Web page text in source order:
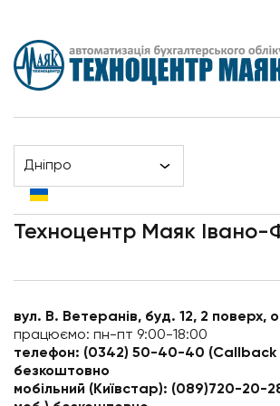
Дніпро
Головна Контакти Техноцентр Маяк Івано-
Техноцентр Маяк Івано-
вул. В. Ветеранів, буд. 12, 2 поверх,
працюємо: пн-пт 9:00-18:00
телефон: (0342) 50-40-40 (Callback
безкоштовно
мобільний (Київстар): (089)720-20-